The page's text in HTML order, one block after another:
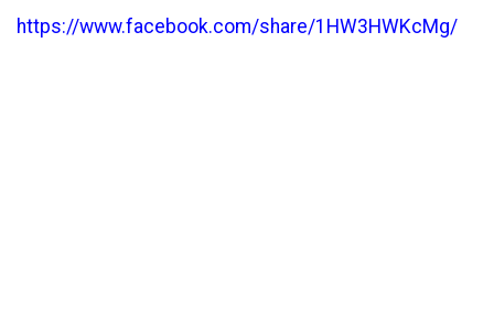
https://www.facebook.com/share/1HW3HWKcMg/